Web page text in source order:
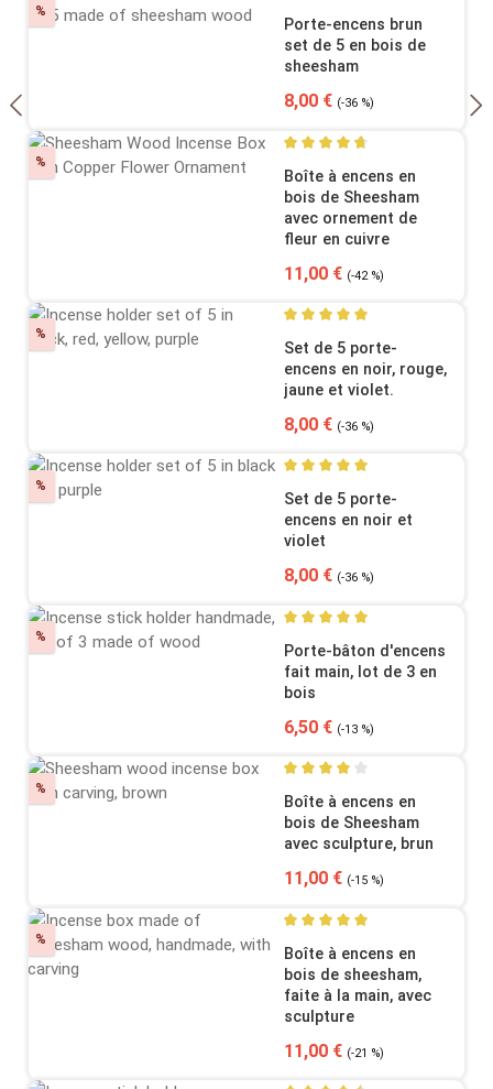
% Discount Average rating of 4.58 out
Porte-encens brun
set de 5 en bois de
sheesham
Sale price:
8,00 € Regular price:
(-36 %)
% Discount Average rating of 4.64 out
Boîte à encens en
bois de Sheesham
avec ornement de
fleur en cuivre
Sale price:
11,00 € Regular price:
(-42 %)
% Discount Average rating of 5 out of
Set de 5 porte-
encens en noir, rouge,
jaune et violet.
Sale price:
8,00 € Regular price:
(-36 %)
% Discount Average rating of 5 out of
Set de 5 porte-
encens en noir et
violet
Sale price:
8,00 € Regular price:
(-36 %)
% Discount Average rating of 5 out of
Porte-bâton d'encens
fait main, lot de 3 en
bois
Sale price:
6,50 € Regular price:
(-13 %)
% Discount Average rating of 4 out of
Boîte à encens en
bois de Sheesham
avec sculpture, brun
Sale price:
11,00 € Regular price:
(-15 %)
% Discount Average rating of 5 out of
Boîte à encens en
bois de sheesham,
faite à la main, avec
sculpture
Sale price:
11,00 € Regular price:
(-21 %)